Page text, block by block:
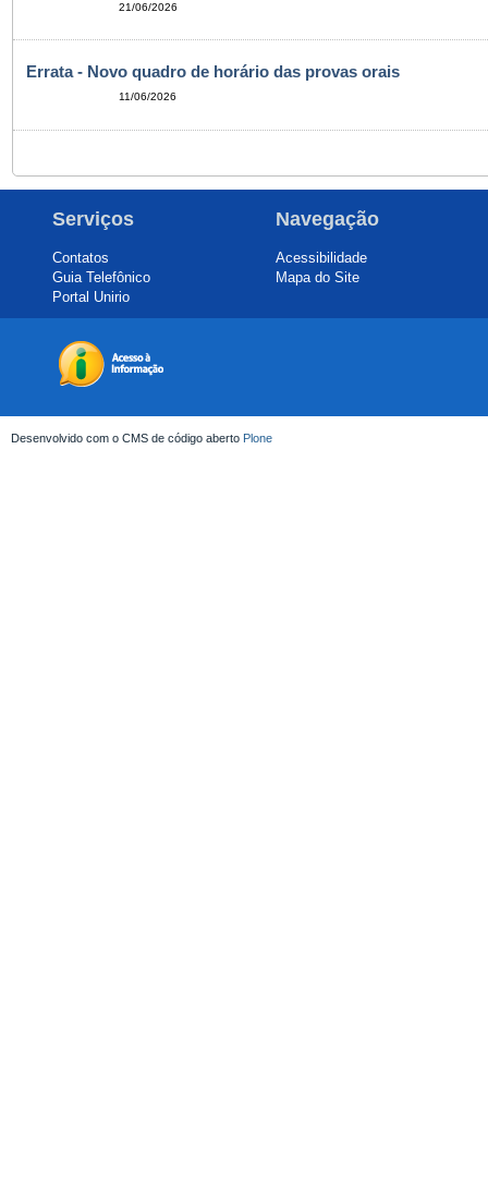
21/06/2026
Errata - Novo quadro de horário das provas orais
11/06/2026
Serviços
Contatos
Guia Telefônico
Portal Unirio
Navegação
Acessibilidade
Mapa do Site
Desenvolvido com o CMS de código aberto Plone